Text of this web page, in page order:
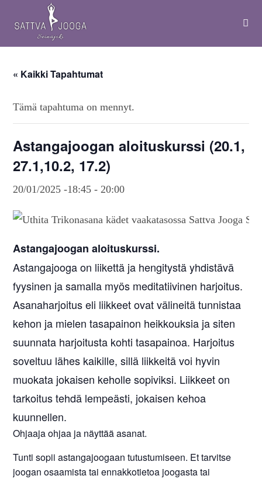
« Kaikki Tapahtumat
Tämä tapahtuma on mennyt.
Astangajoogan aloituskurssi (20.1,
27.1,10.2, 17.2)
20/01/2025 -18:45 -20:00
Astangajoogan aloituskurssi.
Astangajooga on liikettä ja hengitystä yhdistävä
fyysinen ja samalla myös meditatiivinen harjoitus.
Asanaharjoitus eli liikkeet ovat välineitä tunnistaa
kehon ja mielen tasapainon heikkouksia ja siten
suunnata harjoitusta kohti tasapainoa. Harjoitus
soveltuu lähes kaikille, sillä liikkeitä voi hyvin
muokata jokaisen keholle sopiviksi. Liikkeet on
tarkoitus tehdä lempeästi, jokaisen kehoa
kuunnellen.
Ohjaaja ohjaa ja näyttää asanat.
Tunti sopii astangajoogaan tutustumiseen. Et tarvitse
joogan osaamista tai ennakkotietoa joogasta tai